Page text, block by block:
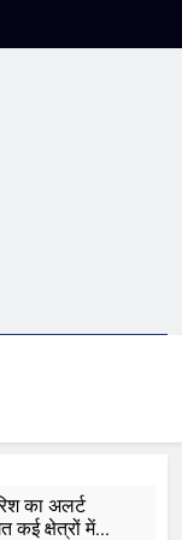
का अलर्ट
कई क्षेत्रों में